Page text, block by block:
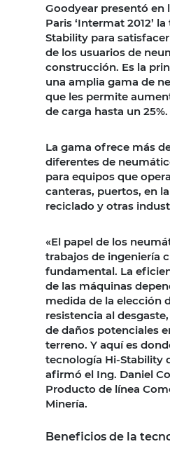
Goodyear presentó en
Paris ‘Intermat 2012’
Stability para
de los usuarios de
construcción. Es la
una amplia gama de
que les permite
de carga hasta un 25%.
La gama ofrece más
diferentes de
para equipos que
canteras, puertos, en
reciclado y otras
«El papel de los
trabajos de ingeniería
fundamental. La
de las máquinas
medida de la elección
resistencia al
de daños potenciales
terreno. Y aquí es
tecnología Hi-Stability
afirmó el Ing. Daniel
Producto de línea
Minería.
Beneficios de la